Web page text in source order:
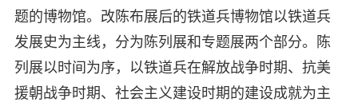
题的博物馆。改陈布展后的铁道兵博物馆以铁道兵
发展史为主线，分为陈列展和专题展两个部分。陈
列展以时间为序，以铁道兵在解放战争时期、抗美
援朝战争时期、社会主义建设时期的建设成就为主